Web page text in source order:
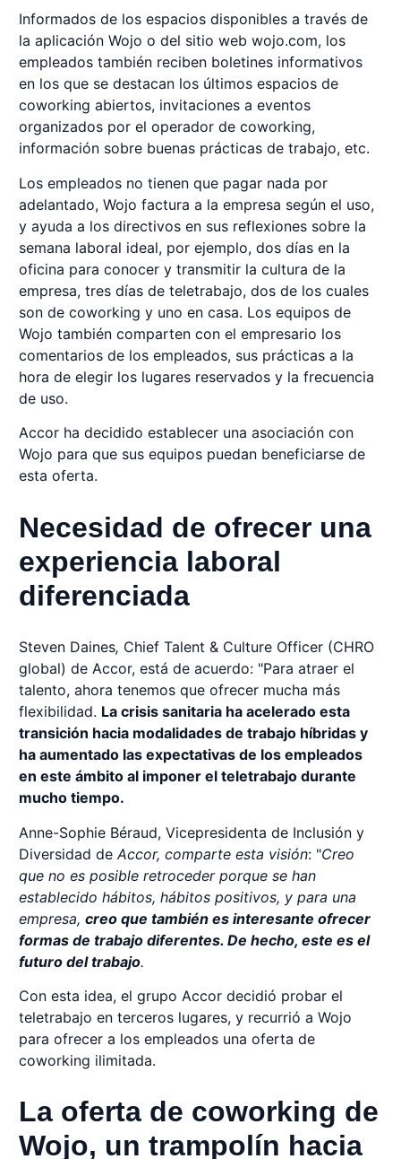
Informados de los espacios disponibles a través de
la aplicación Wojo o del sitio web wojo.com, los
empleados también reciben boletines informativos
en los que se destacan los últimos espacios de
coworking abiertos, invitaciones a eventos
organizados por el operador de coworking,
información sobre buenas prácticas de trabajo, etc.
Los empleados no tienen que pagar nada por
adelantado, Wojo factura a la empresa según el uso,
y ayuda a los directivos en sus reflexiones sobre la
semana laboral ideal, por ejemplo, dos días en la
oficina para conocer y transmitir la cultura de la
empresa, tres días de teletrabajo, dos de los cuales
son de coworking y uno en casa. Los equipos de
Wojo también comparten con el empresario los
comentarios de los empleados, sus prácticas a la
hora de elegir los lugares reservados y la frecuencia
de uso.
Accor ha decidido establecer una asociación con
Wojo para que sus equipos puedan beneficiarse de
esta oferta.
Necesidad de ofrecer una
experiencia laboral
diferenciada
Steven Daines, Chief Talent & Culture Officer (CHRO
global) de Accor, está de acuerdo: "Para atraer el
talento, ahora tenemos que ofrecer mucha más
flexibilidad. La crisis sanitaria ha acelerado esta
transición hacia modalidades de trabajo híbridas y
ha aumentado las expectativas de los empleados
en este ámbito al imponer el teletrabajo durante
mucho tiempo.
Anne-Sophie Béraud, Vicepresidenta de Inclusión y
Diversidad de Accor, comparte esta visión: "Creo
que no es posible retroceder porque se han
establecido hábitos, hábitos positivos, y para una
empresa, creo que también es interesante ofrecer
formas de trabajo diferentes. De hecho, este es el
futuro del trabajo.
Con esta idea, el grupo Accor decidió probar el
teletrabajo en terceros lugares, y recurrió a Wojo
para ofrecer a los empleados una oferta de
coworking ilimitada.
La oferta de coworking de
Wojo, un trampolín hacia